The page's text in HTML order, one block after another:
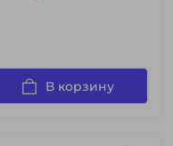
В корзину